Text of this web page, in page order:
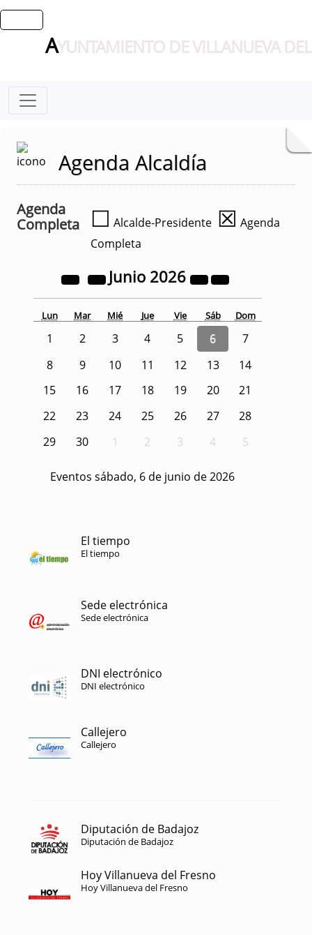
AYUNTAMIENTO DE VILLANUEVA
Agenda Alcaldía
Agenda
Completa
☐ Alcalde-Presidente ☒ Agenda
Completa
Junio 2026
Lun Mar Mié Jue Vie Sáb Dom
1 2 3 4 5 6
7
8
9 10 11 12 13
14
15
16 17 18 19 20
21
22
23 24 25 26 27
28
29
30 1 2 3 4 5
Eventos sábado, 6 de junio de 2026
El tiempo
El tiempo
Sede electrónica
Sede electrónica
DNI electrónico
DNI electrónico
Callejero
Callejero
Diputación de Badajoz
Diputación de Badajoz
Hoy Villanueva del Fresno
Hoy Villanueva del Fresno